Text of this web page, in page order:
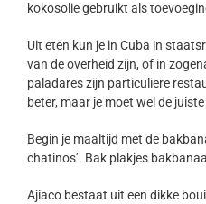
kokosolie gebruikt als
Uit eten kun je in Cuba in
van de overheid zijn, of in
paladares zijn particuliere
beter, maar je moet wel de
Begin je maaltijd met de
chatinos’. Bak plakjes
Ajiaco bestaat uit een dikke